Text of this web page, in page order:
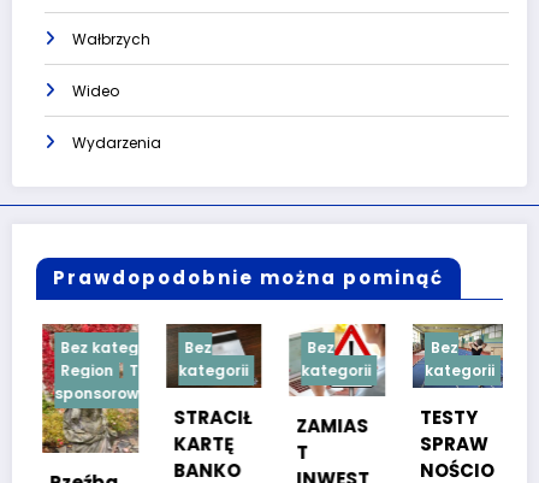
Wałbrzych
Wideo
Wydarzenia
Prawdopodobnie można pominąć
Bez kategorii
Region
Treść
sponsorowana
Bez
kategorii
STRACIŁ
KARTĘ
BANKO
Bez
kategorii
ZAMIAS
T
Bez
kategorii
TESTY
SPRAW
NOŚCIO